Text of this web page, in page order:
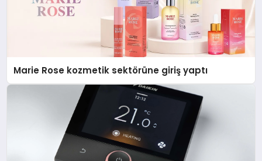
Marie Rose kozmetik sektörüne giriş yaptı